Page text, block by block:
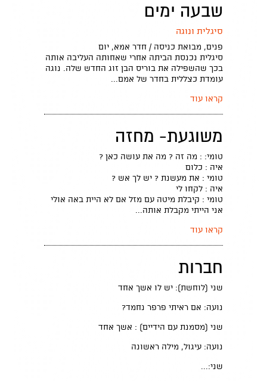
שבעה ימים
סיגלית ונוגה
פנים, מבואת כניסה / חדר אמא, ‏יום
סיגלית נכנסת הביתה אחרי שאחותה העליבה אותה
בכך שהשפילה את בוריס הבן זוג החדש שלה. נוגה
עומדת כצללית בחדר של אמם...
קראו עוד
משוגעת- מחזה
טומי: : מה זה ? מה את עושה כאן ?
איה : כלום
טומי : את מעשנת ? יש לך אש ?
איה : לקחו לי
טומי : קיבלת מיטה עם מזל אם לא היית באה אולי
אני הייתי מקבלת אותה...
קראו עוד
חברות
שני (לוחשת): יש לו אשך אחד
נועה: אם ראיתי פרפר נחמד?
שני (מסמנת עם הידיים) : אשך אחד
נועה: עיגול, מילה ראשונה
שני:...